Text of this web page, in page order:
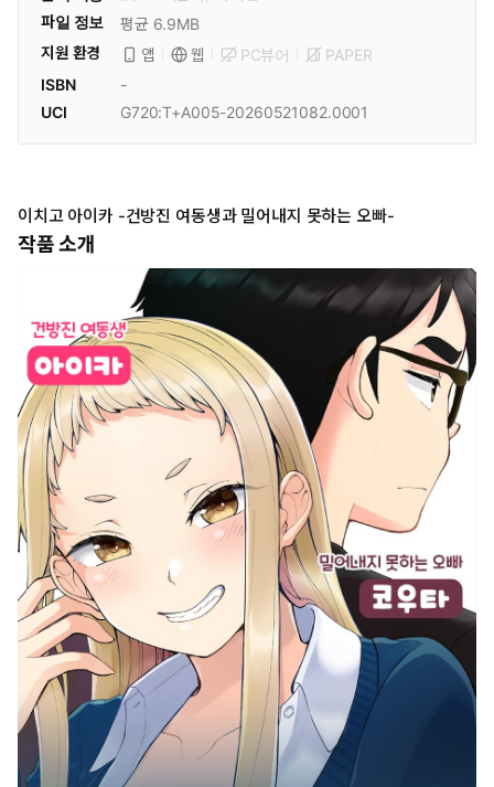
파일 정보
평균 6.9MB
지원 환경
앱 웹 PC뷰어
PAPER
ISBN
-
UCI
G720:T+A005-20260521082.0001
이치고 아이카 -건방진 여동생과 밀어내지 못하는 오빠-
작품 소개